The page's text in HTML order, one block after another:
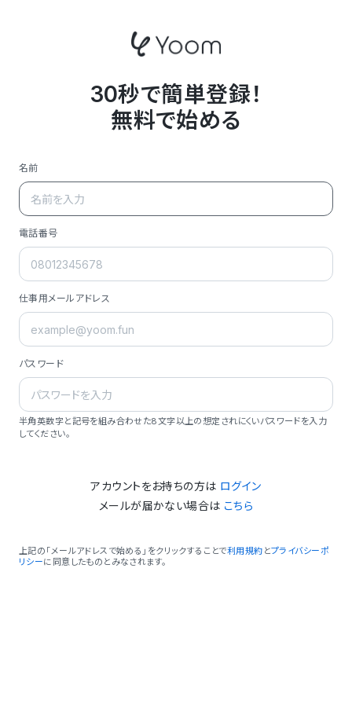
30秒で簡単登録！
無料で始める
名前
電話番号
仕事用メールアドレス
パスワード
半角英数字と記号を組み合わせた8文字以上の想定されにくいパスワードを入力
してください。
アカウントをお持ちの方は ログイン
メールが届かない場合は こちら
上記の「メールアドレスで始める」をクリックすることで利用規約 とプライバシーポ
リシーに同意したものとみなされます。